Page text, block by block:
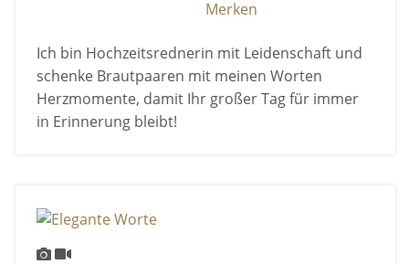
Merken
Ich bin Hochzeitsrednerin mit Leidenschaft und
schenke Brautpaaren mit meinen Worten
Herzmomente, damit Ihr großer Tag für immer
in Erinnerung bleibt!